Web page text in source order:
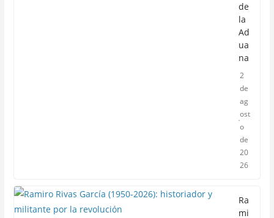
de
la
Ad
ua
na
2
de
ag
ost
o
de
20
26
Ra
mi